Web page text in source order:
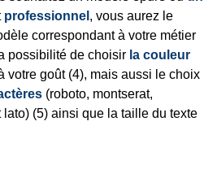
professionnel , vous aurez le
correspondant à votre métier
possibilité de choisir la couleur
votre goût (4), mais aussi le choix
(roboto, montserat,
(5) ainsi que la taille du texte